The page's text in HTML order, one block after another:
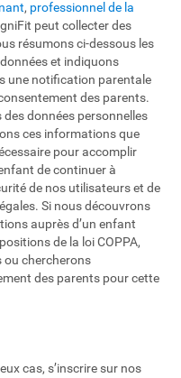
, professionnel de la
peut collecter des
résumons ci-dessous les
et indiquons
une notification parentale
des parents.
données personnelles
ces informations que
pour accomplir
de continuer à
de nos utilisateurs et de
Si nous découvrons
auprès d’un enfant
de la loi COPPA,
chercherons
des parents pour cette
cas, s’inscrire sur nos